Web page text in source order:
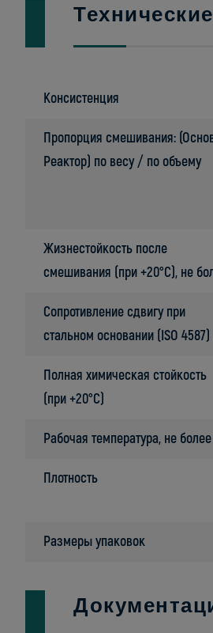
Консистенция
Пропорция смешивания:
Реактор) по весу / по объему
Жизнестойкость после
смешивания (при +20°C), не
Сопротивление сдвигу при
стальном основании (ISO 4587)
Полная химическая стойкость
(при +20°C)
Рабочая температура, не более
Плотность
Размеры упаковoк